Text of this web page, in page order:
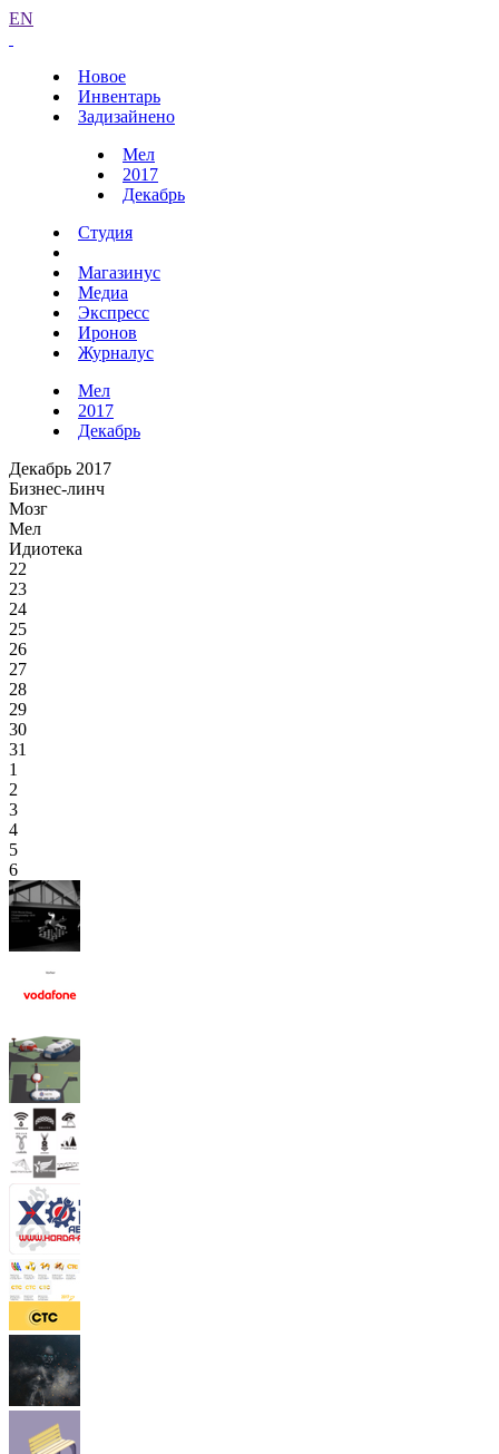
EN
Новое
Инвентарь
Задизайнено
Мел
2017
Декабрь
Студия
Магазинус
Медиа
Экспресс
Иронов
Журналус
Мел
2017
Декабрь
Декабрь 2017
Бизнес-линч
Мозг
Мел
Идиотека
22
23
24
25
26
27
28
29
30
31
1
2
3
4
5
6